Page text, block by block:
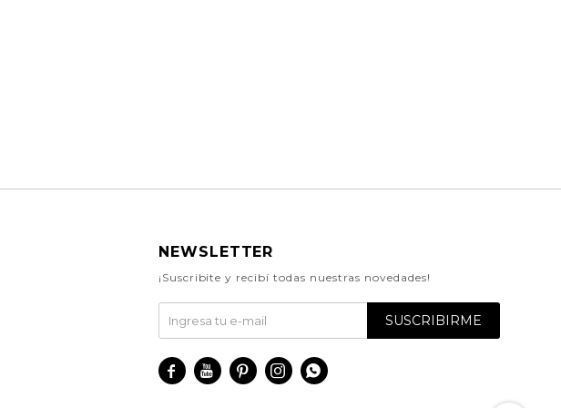
NEWSLETTER
¡Suscribite y recibí todas nuestras novedades!
SUSCRIBIRME
    